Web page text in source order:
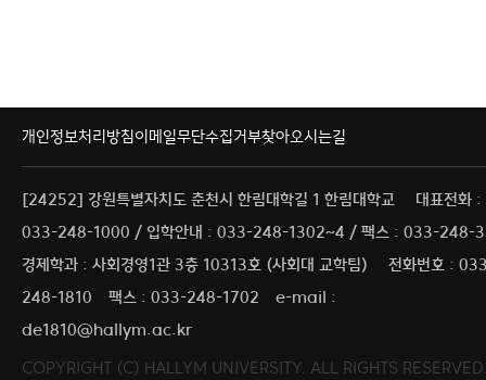
개인정보처리방침이메일무단수집거부찾아오시는길
[24252] 강원특별자치도 춘천시 한림대학길 1 한림대학교
대표전화 :
033-248-1000 / 입학안내 : 033-248-1302~4 / 팩스 : 033-248-
경제학과 : 사회경영1관 3층 10313호 (사회대 교학팀)
전화번호 :
248-1810
팩스 : 033-248-1702
e-mail :
de1810@hallym.ac.kr
COPYRIGHT (C) HALLYM UNIVERSITY. ALL RIGHTS